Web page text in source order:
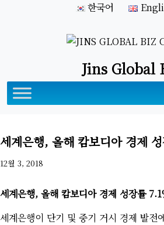
한국어
Jins Global
세계은행, 올해 캄보디아 경제
12월 3, 2018
세계은행, 올해 캄보디아 경제 성장률
세계은행이 단기 및 중기 거시 경제 발전